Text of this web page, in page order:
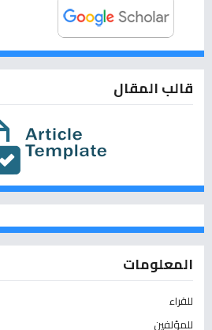
قالب المقال
المعلومات
للقراء
للمؤلفين